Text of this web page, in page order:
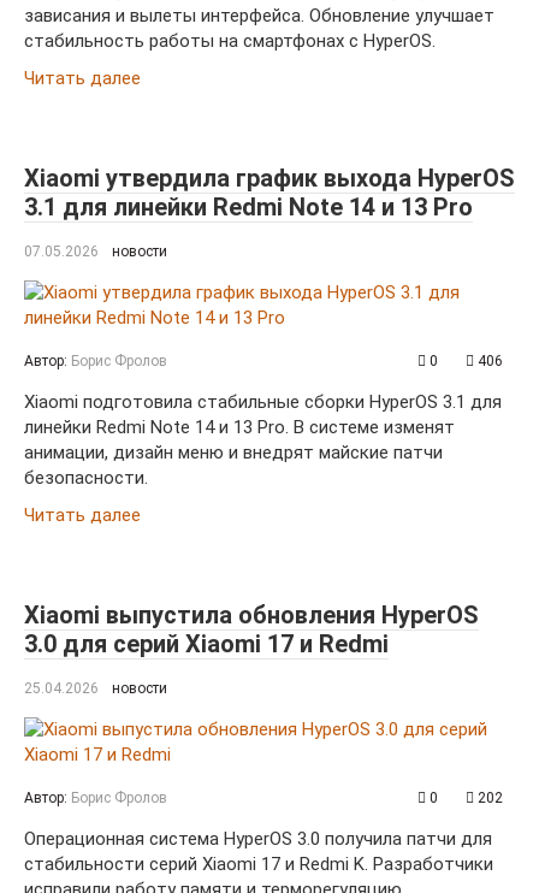
зависания и вылеты интерфейса. Обновление улучшает
стабильность работы на смартфонах с HyperOS.
Читать далее
Xiaomi утвердила график выхода HyperOS
3.1 для линейки Redmi Note 14 и 13 Pro
07.05.2026 новости
Автор: Борис Фролов 0 406
Xiaomi подготовила стабильные сборки HyperOS 3.1 для
линейки Redmi Note 14 и 13 Pro. В системе изменят
анимации, дизайн меню и внедрят майские патчи
безопасности.
Читать далее
Xiaomi выпустила обновления HyperOS
3.0 для серий Xiaomi 17 и Redmi
25.04.2026 новости
Автор: Борис Фролов 0 202
Операционная система HyperOS 3.0 получила патчи для
стабильности серий Xiaomi 17 и Redmi K. Разработчики